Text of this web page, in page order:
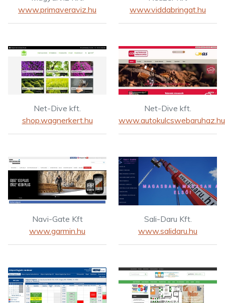
www.primaveraviz.hu
www.viddabringat.hu
Net-Dive kft.
shop.wagnerkert.hu
Net-Dive kft.
www.autokulcswebaruhaz.hu
Navi-Gate Kft
www.garmin.hu
Sali-Daru Kft.
www.salidaru.hu